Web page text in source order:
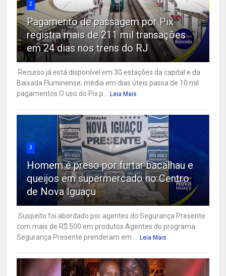
2
Pagamento de passagem por Pix
registra mais de 211 mil transações
em 24 dias nos trens do RJ
Recurso já está disponível em 30 estações da capital e da
Baixada Fluminense; média em dias úteis passa de 10 mil
pagamentos O uso do Pix p...
Leia Mais
3
Homem é preso por furtar bacalhau e
queijos em supermercado no Centro
de Nova Iguaçu
Suspeito foi abordado por agentes do Segurança Presente
com mais de R$ 500 em produtos Agentes do programa
Segurança Presente prenderam em ...
Leia Mais